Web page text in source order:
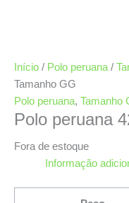
Início / Polo peruana /
Tamanho GG
Polo peruana, Tamanho
Polo peruana
Fora de estoque
Informação